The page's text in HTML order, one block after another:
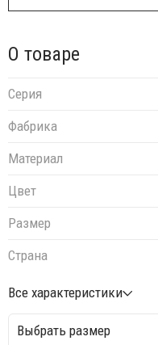
О товаре
Серия
Фабрика
Материал
Цвет
Размер
Страна
Все характеристики
Выбрать размер